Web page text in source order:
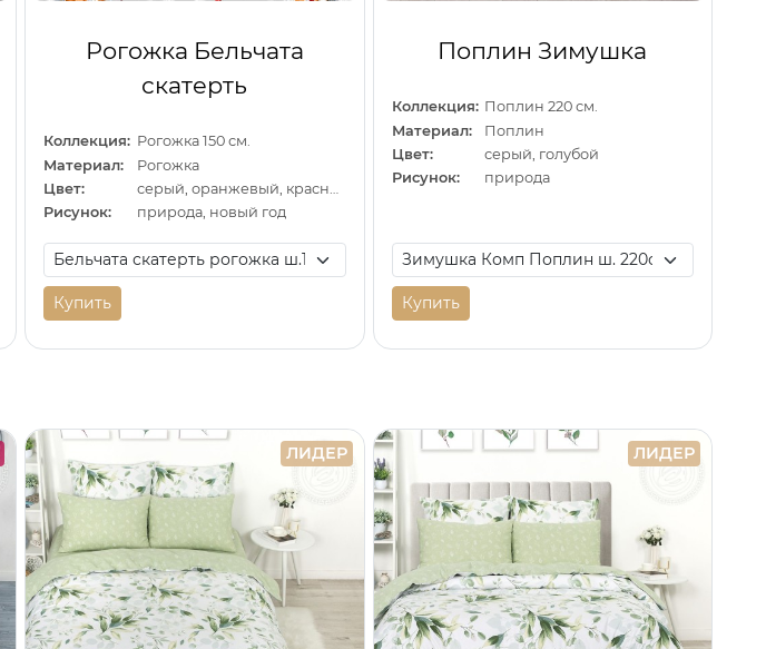
Рогожка Бельчата
скатерть
Коллекция: Рогожка 150 см.
Материал:
Рогожка
Цвет:
Рисунок:
природа, новый год
Купить
Поплин Зимушка
Коллекция: Поплин 220 см.
Материал:
Поплин
Цвет:
серый, голубой
Рисунок:
природа
Купить
ЛИДЕР ЛИДЕР